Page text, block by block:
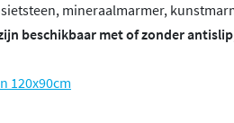
mineraalmarmer,
beschikbaar met of zonder antislip
120x90cm